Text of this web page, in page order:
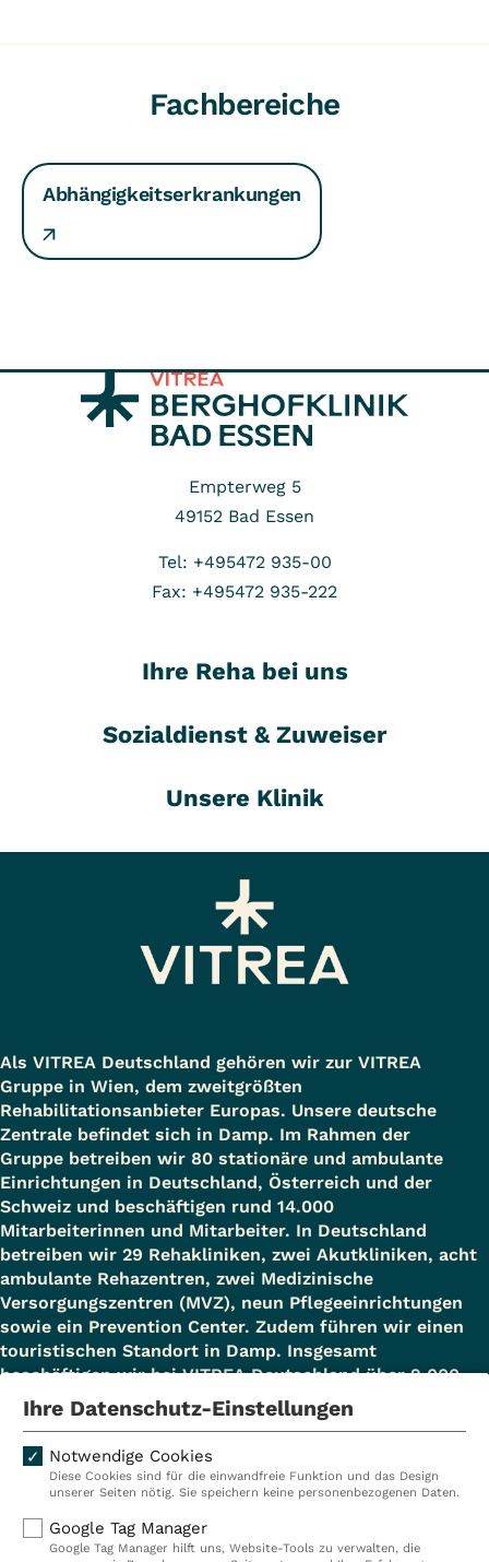
Fachbereiche
Abhängigkeitserkrankungen
Empterweg 5
49152 Bad Essen
Tel: +495472 935-00
Fax: +495472 935-222
Ihre Reha bei uns
Sozialdienst & Zuweiser
Unsere Klinik
Als VITREA Deutschland gehören wir zur VITREA
Gruppe in Wien, dem zweitgrößten
Rehabilitationsanbieter Europas. Unsere deutsche
Zentrale befindet sich in Damp. Im Rahmen der
Gruppe betreiben wir 80 stationäre und ambulante
Einrichtungen in Deutschland, Österreich und der
Schweiz und beschäftigen rund 14.000
Mitarbeiterinnen und Mitarbeiter. In Deutschland
betreiben wir 29 Rehakliniken, zwei Akutkliniken, acht
ambulante Rehazentren, zwei Medizinische
Versorgungszentren (MVZ), neun Pflegeeinrichtungen
sowie ein Prevention Center. Zudem führen wir einen
touristischen Standort in Damp. Insgesamt
beschäftigen wir bei VITREA Deutschland über 9.000
Mitarbeiterinnen und Mitarbeiter.
Kliniken
Ambulant
Reha
Ihre Datenschutz-Einstellungen
Notwendige Cookies
Diese Cookies sind für die einwandfreie Funktion und das Design
unserer Seiten nötig. Sie speichern keine personenbezogenen Daten.
Google Tag Manager
Google Tag Manager hilft uns, Website-Tools zu verwalten, die